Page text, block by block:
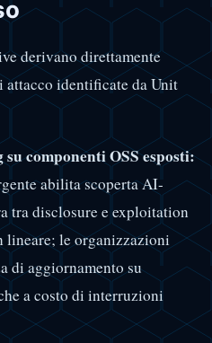
derivano direttamente
identificate da Unit
componenti OSS esposti:
abilita scoperta AI-
tra disclosure e exploitation
lineare; le organizzazioni
di aggiornamento su
a costo di interruzioni